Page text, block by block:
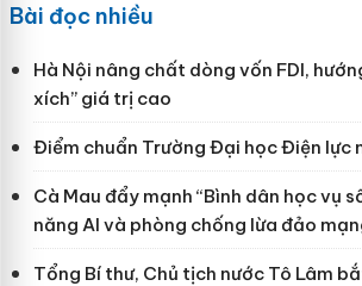
Bài đọc nhiều
Hà Nội nâng chất dòng vốn FDI,
xích” giá trị cao
Điểm chuẩn Trường Đại học Điện lực
Cà Mau đẩy mạnh “Bình dân học vụ
năng AI và phòng chống lừa đảo
Tổng Bí thư, Chủ tịch nước Tô Lâm